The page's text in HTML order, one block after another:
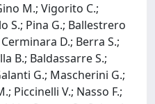
M.; Vigorito C.;
S.; Pina G.; Ballestrero
D.; Berra S.;
B.; Baldassarre S.;
G.; Mascherini G.;
Piccinelli V.; Nasso F.;